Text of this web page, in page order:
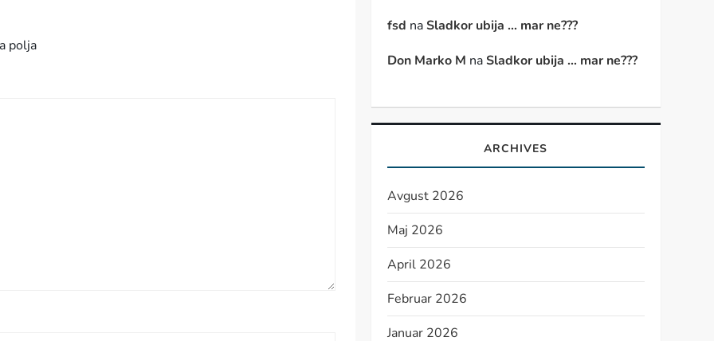
polja
fsd naSladkor ubija … mar ne???
Don Marko M naSladkor ubija … mar ne???
ARCHIVES
Avgust 2026
Maj 2026
April 2026
Februar 2026
Januar 2026